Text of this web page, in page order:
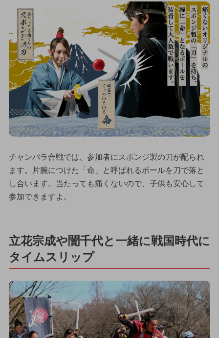
チャンバラ合戦では、参加者にスポンジ製の刀が配られ
ます。片腕につけた「命」と呼ばれるボールを刀で落と
し合います。当たっても痛くないので、子供も安心して
参加できますよ。
立花宗成や誾千代と一緒に戦国時代に
タイムスリップ